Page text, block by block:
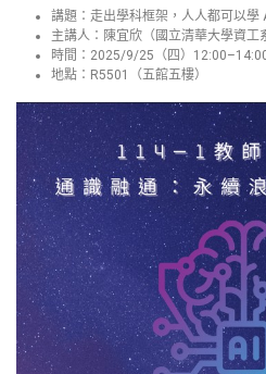
講題：走出學科框架，人人都可以學
主講人：陳宜欣（國立清華大學資工
時間：2025/9/25（四）
地點：R5501（五館五樓）